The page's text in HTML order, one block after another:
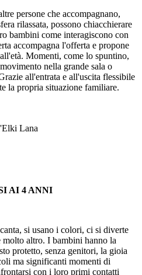
persone che accompagnano,
rilassata, possono chiacchierare
bambini come interagiscono con
accompagna l'offerta e propone
Momenti, come lo spuntino,
nella grande sala o
all'entrata e all'uscita flessibile
la propria situazione familiare.
Lana
AI 4 ANNI
si usano i colori, ci si diverte
altro. I bambini hanno la
protetto, senza genitori, la gioia
ma significanti momenti di
con i loro primi contatti